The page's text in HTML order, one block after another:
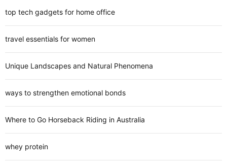
top tech gadgets for home office
travel essentials for women
Unique Landscapes and Natural Phenomena
ways to strengthen emotional bonds
Where to Go Horseback Riding in Australia
whey protein